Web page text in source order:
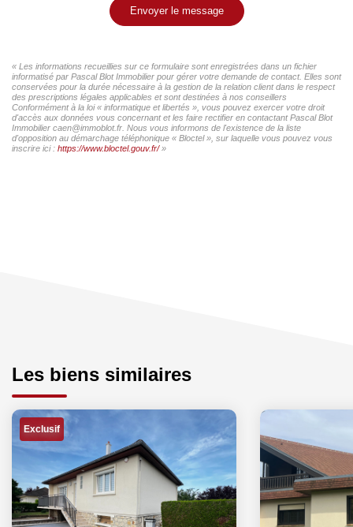
Envoyer le message
« Les informations recueillies sur ce formulaire sont enregistrées dans un fichier
informatisé par Pascal Blot Immobilier pour gérer votre demande de contact. Elles sont
conservées pour la durée nécessaire à la gestion de la relation client dans le respect
des prescriptions légales applicables et sont destinées à nos conseillers
Conformément à la loi « informatique et libertés », vous pouvez exercer votre droit
d'accès aux données vous concernant et les faire rectifier en contactant Pascal Blot
Immobilier caen@immoblot.fr. Nous vous informons de l'existence de la liste
d'opposition au démarchage téléphonique « Bloctel », sur laquelle vous pouvez vous
inscrire ici : https://www.bloctel.gouv.fr/»
Les biens similaires
Exclusif